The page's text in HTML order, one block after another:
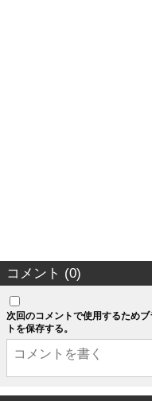
コメント (0)
次回のコメントで使用するため
トを保存する。